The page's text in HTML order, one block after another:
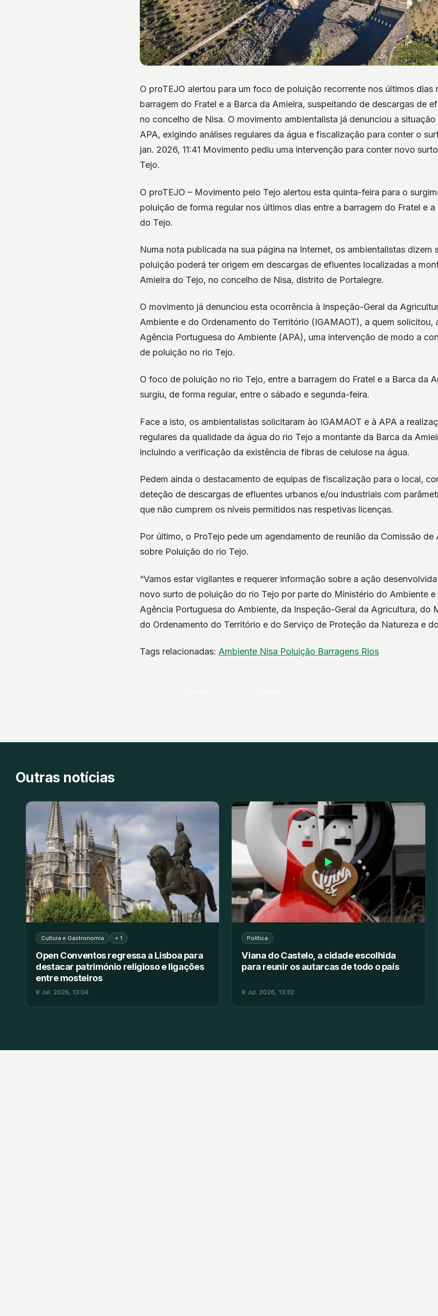
O proTEJO alertou para um foco de poluição recorrente nos últimos dias
barragem do Fratel e a Barca da Amieira, suspeitando de descargas de
no concelho de Nisa. O movimento ambientalista já denunciou a situação
APA, exigindo análises regulares da água e fiscalização para conter o
jan. 2026, 11:41 Movimento pediu uma intervenção para conter novo
Tejo.
O proTEJO – Movimento pelo Tejo alertou esta quinta-feira para o
poluição de forma regular nos últimos dias entre a barragem do Fratel e
do Tejo.
Numa nota publicada na sua página na Internet, os ambientalistas dizem
poluição poderá ter origem em descargas de efluentes localizadas a
Amieira do Tejo, no concelho de Nisa, distrito de Portalegre.
O movimento já denunciou esta ocorrência à Inspeção-Geral da
Ambiente e do Ordenamento do Território (IGAMAOT), a quem solicitou,
Agência Portuguesa do Ambiente (APA), uma intervenção de modo a
de poluição no rio Tejo.
O foco de poluição no rio Tejo, entre a barragem do Fratel e a Barca da
surgiu, de forma regular, entre o sábado e segunda-feira.
Face a isto, os ambientalistas solicitaram ào IGAMAOT e à APA a
regulares da qualidade da água do rio Tejo a montante da Barca da
incluindo a verificação da existência de fibras de celulose na água.
Pedem ainda o destacamento de equipas de fiscalização para o local,
deteção de descargas de efluentes urbanos e/ou industriais com
que não cumprem os níveis permitidos nas respetivas licenças.
Por último, o ProTejo pede um agendamento de reunião da Comissão de
sobre Poluição do rio Tejo.
“Vamos estar vigilantes e requerer informação sobre a ação
novo surto de poluição do rio Tejo por parte do Ministério do Ambiente e
Agência Portuguesa do Ambiente, da Inspeção-Geral da Agricultura, do
do Ordenamento do Território e do Serviço de Proteção da Natureza e
Tags relacionadas: Ambiente Nisa Poluição Barragens Rios
Outras notícias
Cultura e Gastronomia + 1
Open Conventos regressa a Lisboa para
destacar património religioso e ligações
entre mosteiros
8 Jul. 2026, 13:04
▶
Política
Viana do Castelo, a cidade escolhida
para reunir os autarcas de todo o país
8 Jul. 2026, 13:32